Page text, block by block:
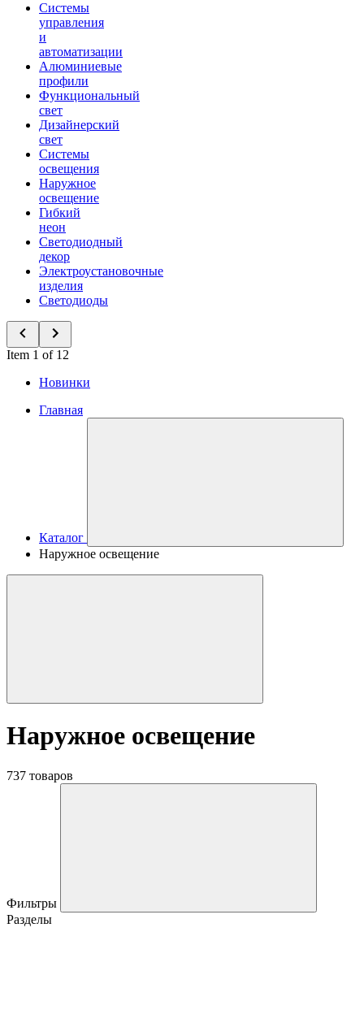
Системы
управления
и
автоматизации
Алюминиевые
профили
Функциональный
свет
Дизайнерский
свет
Системы
освещения
Наружное
освещение
Гибкий
неон
Светодиодный
декор
Электроустановочные
изделия
Светодиоды
Item 1 of 12
Новинки
Главная
Каталог
Наружное освещение
Наружное освещение
737 товаров
Фильтры
Разделы